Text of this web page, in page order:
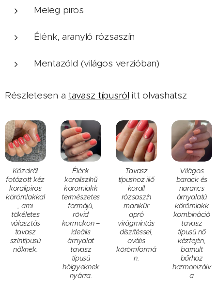
Meleg piros
Élénk, aranyló rózsaszín
Mentazöld (világos verzióban)
Részletesen a tavasz típusról itt olvashatsz
Közelről
fotózott kéz
korallpiros
körömlakkal
, ami
tökéletes
választás
tavasz
színtípusú
nőknek.
Élénk
korallszínű
körömlakk
természetes
formájú,
rövid
körmökön –
ideális
árnyalat
tavasz
típusú
hölgyeknek
nyárra.
Tavasz
típushoz illő
korall
rózsaszín
manikűr
apró
virágmintás
díszítéssel,
ovális
körömformá
n.
Világos
barack és
narancs
árnyalatú
körömlakk
kombináció
tavasz
típusú nő
kézfején,
barnult
bőrhöz
harmonizálv
a